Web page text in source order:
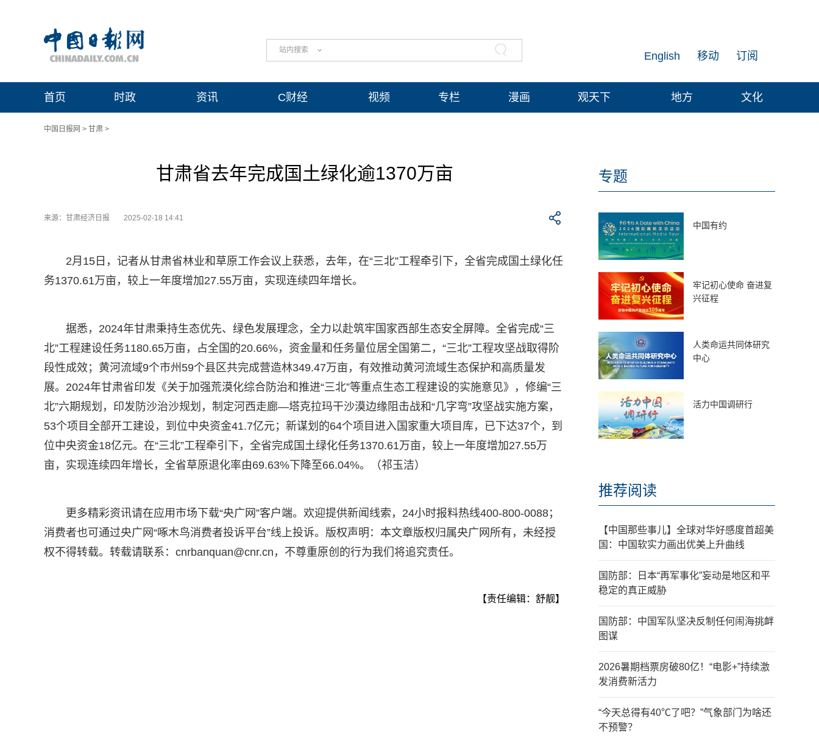
站内搜索 订阅
移动
English
首页 时政 资讯 C财经 视频 专栏 漫画 观天下 地方 文化
中国日报网 > 甘肃 >
甘肃省去年完成国土绿化逾1370万亩
来源：甘肃经济日报 2025-02-18 14:41
2月15日，记者从甘肃省林业和草原工作会议上获悉，去年，在“三北”工程牵引下，全省完成国土绿化任
务1370.61万亩，较上一年度增加27.55万亩，实现连续四年增长。
据悉，2024年甘肃秉持生态优先、绿色发展理念，全力以赴筑牢国家西部生态安全屏障。全省完成“三
北”工程建设任务1180.65万亩，占全国的20.66%，资金量和任务量位居全国第二，“三北”工程攻坚战取得阶
段性成效；黄河流域9个市州59个县区共完成营造林349.47万亩，有效推动黄河流域生态保护和高质量发
展。2024年甘肃省印发《关于加强荒漠化综合防治和推进“三北”等重点生态工程建设的实施意见》，修编“三
北”六期规划，印发防沙治沙规划，制定河西走廊—塔克拉玛干沙漠边缘阻击战和“几字弯”攻坚战实施方案，
53个项目全部开工建设，到位中央资金41.7亿元；新谋划的64个项目进入国家重大项目库，已下达37个，到
位中央资金18亿元。在“三北”工程牵引下，全省完成国土绿化任务1370.61万亩，较上一年度增加27.55万
亩，实现连续四年增长，全省草原退化率由69.63%下降至66.04%。（祁玉洁）
更多精彩资讯请在应用市场下载“央广网”客户端。欢迎提供新闻线索，24小时报料热线400-800-0088；
消费者也可通过央广网“啄木鸟消费者投诉平台”线上投诉。版权声明：本文章版权归属央广网所有，未经授
权不得转载。转载请联系：cnrbanquan@cnr.cn，不尊重原创的行为我们将追究责任。
【责任编辑：舒靓】
专题
中国有约
牢记初心使命 奋进复
兴征程
人类命运共同体研究
中心
活力中国调研行
推荐阅读
【中国那些事儿】全球对华好感度首超美
国：中国软实力画出优美上升曲线
国防部：日本“再军事化”妄动是地区和平
稳定的真正威胁
国防部：中国军队坚决反制任何闹海挑衅
图谋
2026暑期档票房破80亿！“电影+”持续激
发消费新活力
“今天总得有40℃了吧？”气象部门为啥还
不预警？